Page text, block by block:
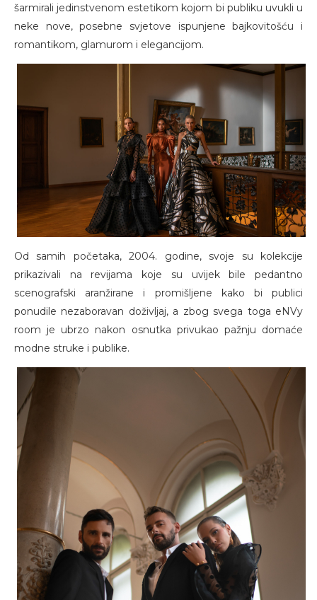
šarmirali jedinstvenom estetikom kojom bi publiku uvukli u
neke nove, posebne svjetove ispunjene bajkovitošću i
romantikom, glamurom i elegancijom.
Od samih početaka, 2004. godine, svoje su kolekcije
prikazivali na revijama koje su uvijek bile pedantno
scenografski aranžirane i promišljene kako bi publici
ponudile nezaboravan doživljaj, a zbog svega toga eNVy
room je ubrzo nakon osnutka privukao pažnju domaće
modne struke i publike.